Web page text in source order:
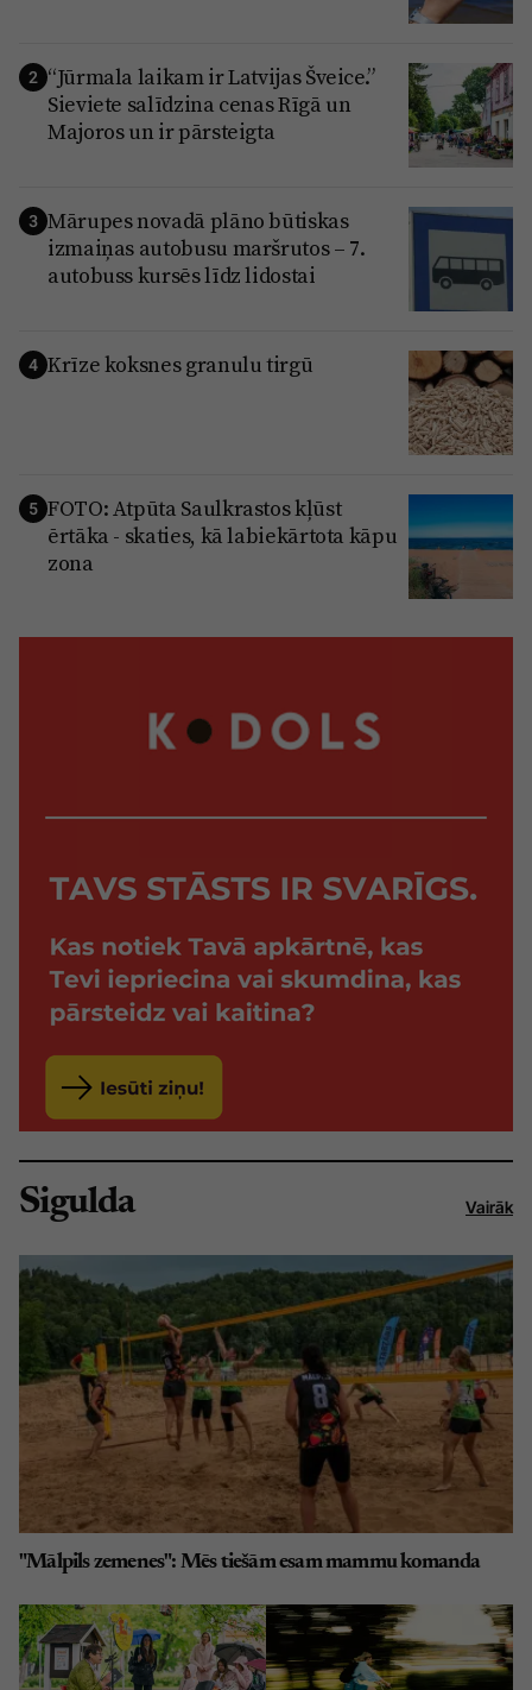
2 “Jūrmala laikam ir Latvijas Šveice.”
Sieviete salīdzina cenas Rīgā un
Majoros un ir pārsteigta
3 Mārupes novadā plāno būtiskas
izmaiņas autobusu maršrutos – 7.
autobuss kursēs līdz lidostai
4 Krīze koksnes granulu tirgū
5 FOTO: Atpūta Saulkrastos kļūst
ērtāka - skaties, kā labiekārtota kāpu
zona
Sigulda Vairāk
"Mālpils zemenes": Mēs tiešām esam mammu komanda